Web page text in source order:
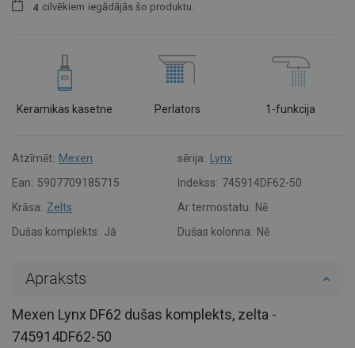
4 cilvēkiem iegādājās šo produktu.
Keramikas kasetne Perlators 1-funkcija
Atzīmēt: Mexen sērija:
Lynx
Ean: 5907709185715 Indekss: 745914DF62-50
Krāsa: Zelts Ar termostatu: Nē
Dušas komplekts: Jā Dušas kolonna: Nē
Apraksts
Mexen Lynx DF62 dušas komplekts, zelta -
745914DF62-50